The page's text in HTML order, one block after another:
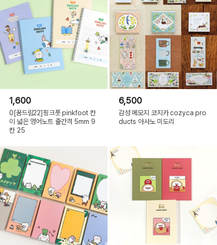
1,600
0[꿈드림22]핑크풋 pinkfoot 칸
이 넓은 영어노트 줄간격 5mm 9
칸 25
6,500
감성 메모지 코지카 cozyca pro
ducts 아사노 미도리